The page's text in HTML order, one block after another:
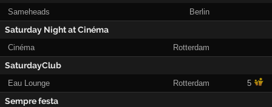
Sameheads Berlin
Saturday Night at Cinéma
Cinéma Rotterdam
SaturdayClub
Eau Lounge Rotterdam 5
Sempre festa